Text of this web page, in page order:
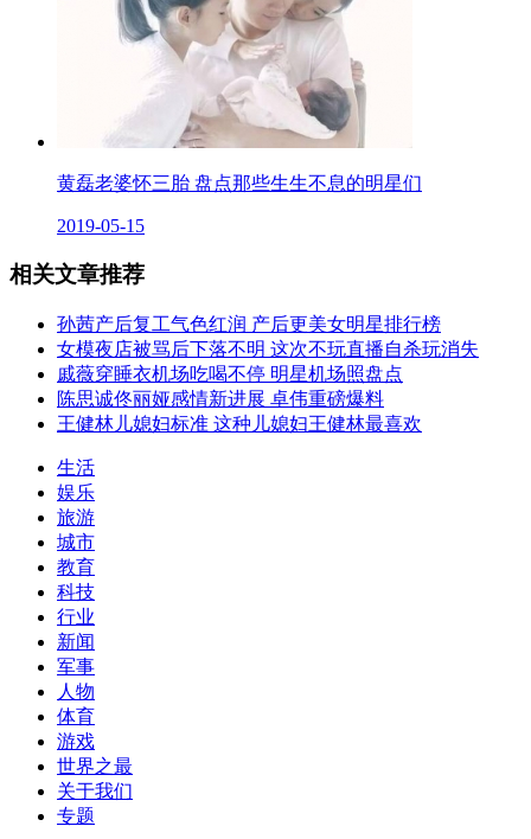
黄磊老婆怀三胎 盘点那些生生不息的明星们
2019-05-15
相关文章推荐
孙茜产后复工气色红润 产后更美女明星排行榜
女模夜店被骂后下落不明 这次不玩直播自杀玩消失
戚薇穿睡衣机场吃喝不停 明星机场照盘点
陈思诚佟丽娅感情新进展 卓伟重磅爆料
王健林儿媳妇标准 这种儿媳妇王健林最喜欢
生活
娱乐
旅游
城市
教育
科技
行业
新闻
军事
人物
体育
游戏
世界之最
关于我们
专题